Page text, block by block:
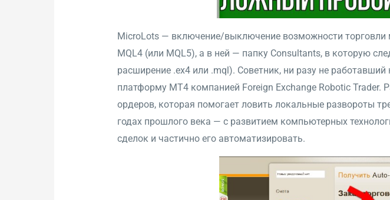
MicroLots — включение/выключение возможности торговли
MQL4 (или MQL5), а в ней — папку Consultants, в которую
расширение .ex4 или .mql). Советник, ни разу не
платформу МТ4 компанией Foreign Exchange Robotic Trader.
ордеров, которая помогает ловить локальные развороты
годах прошлого века — с развитием компьютерных
сделок и частично его автоматизировать.